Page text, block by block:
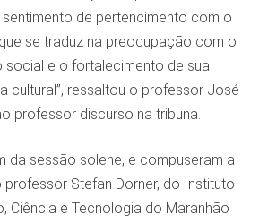
de pertencimento com o
se traduz na preocupação com o
social e o fortalecimento de sua
cultural”, ressaltou o professor José
professor discurso na tribuna.
da sessão solene, e compuseram a
professor Stefan Dorner, do Instituto
Ciência e Tecnologia do Maranhão